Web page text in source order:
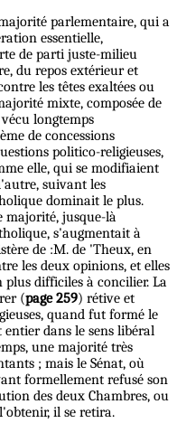
parlementaire, qui a
essentielle,
de parti juste-milieu
du repos extérieur et
les têtes exaltées ou
mixte, composée de
longtemps
de concessions
politico-religieuses,
elle, qui se modifiaient
suivant les
dominait le plus.
majorité, jusque-là
s'augmentait à
de :M. de 'Theux, en
les deux opinions, et elles
plus difficiles à concilier. La
(page 259) rétive et
quand fut formé le
entier dans le sens libéral
une majorité très
; mais le Sénat, où
formellement refusé son
des deux Chambres, ou
il se retira.